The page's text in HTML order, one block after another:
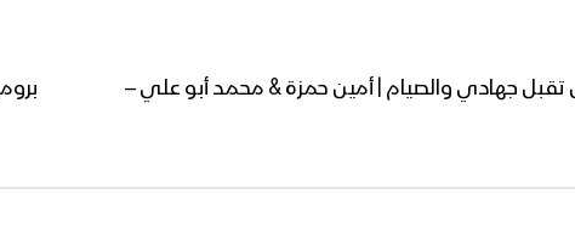
تقبل جهادي والصيام | أمين حمزة & محمد أبو علي –